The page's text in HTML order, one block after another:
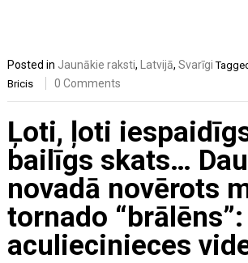
Posted in Jaunākie raksti, Latvijā,Svarīgi
Bricis
0 Comments
Ļoti, ļoti
bailīgs skats…
novadā novērots
tornado “brālēns”:
aculiecinieces